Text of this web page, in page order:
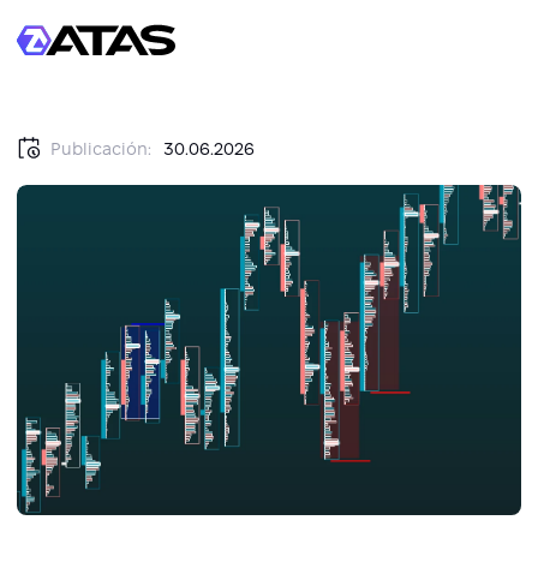
Publicación: 30.06.2026